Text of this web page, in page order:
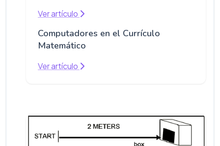
Ver artículo
Computadores en el Currículo
Matemático
Ver artículo